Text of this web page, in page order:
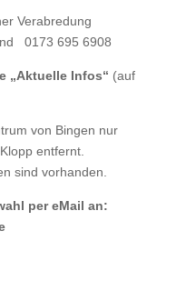
Verabredung
0173 695 6908
„Aktuelle Infos“ (auf
von Bingen nur
entfernt.
sind vorhanden.
per eMail an: